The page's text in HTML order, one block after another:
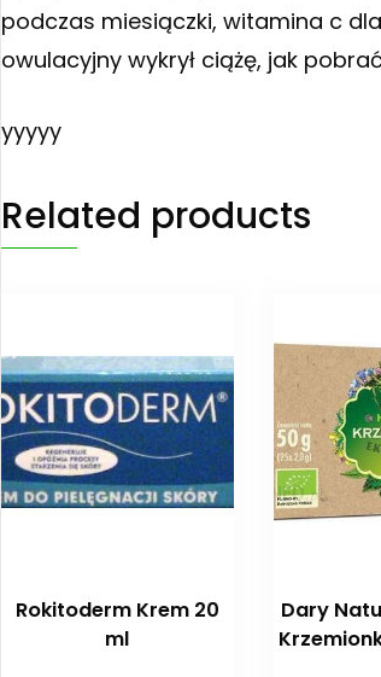
podczas miesiączki, witamina c
owulacyjny wykrył ciążę, jak
yyyyy
Related products
Rokitoderm Krem 20
ml
Dary